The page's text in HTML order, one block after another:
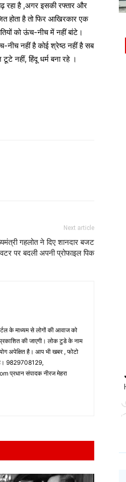
रहा है ,अगर इसकी रफ्तार और
होता है तो फिर आखिरकार एक
को ऊंच-नीच में नहीं बांटे।
नहीं है कोई श्रेष्ठ नहीं है सब
नहीं, हिंदू धर्म बना रहे ।
Next article
गहलोत ने दिए शानदार बजट
पर बदली अपनी प्रोफाइल पिक
के माध्यम से लोगों की आवाज को
प्रकाशित की जाएगी। लोक टुडे के नाम
अपेक्षित है। आप भी खबर , फोटो
9829708129,
संपादक नीरज मेहरा